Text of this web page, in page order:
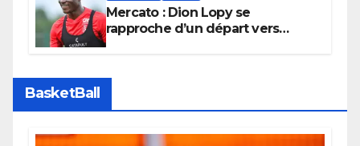
Mercato : Dion Lopy se
rapproche d’un départ vers
BasketBall